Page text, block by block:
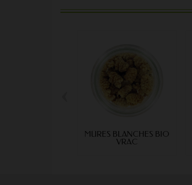
MÛRES BLANCHES BIO
VRAC